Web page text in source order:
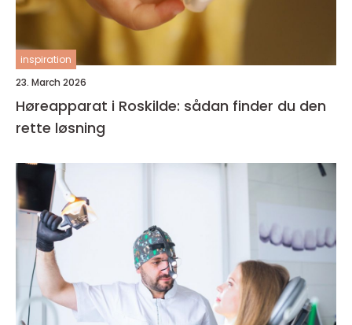
inspiration
23. March 2026
Høreapparat i Roskilde: sådan finder du den
rette løsning